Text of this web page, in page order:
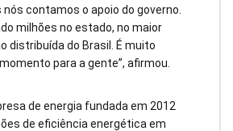
contamos o apoio do governo.
milhões no estado, no maior
distribuída do Brasil. É muito
para a gente”, afirmou.
de energia fundada em 2012
de eficiência energética em